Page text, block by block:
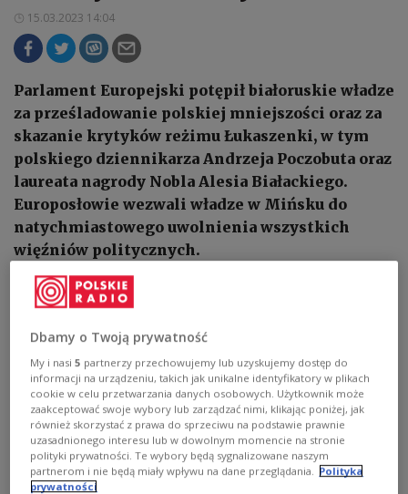
15.03.2023 14:04
Parlament Europejski potępił białoruskie władze
za prześladowanie polskiej mniejszości oraz za
skazanie krytyków reżimu Łukaszenki, w tym
polskiego dziennikarza Andrzeja Poczobuta oraz
laureata nagrody Nobla Alesia Białackiego.
Europosłowie wezwali władze w Mińsku do
natychmiastowego uwolnienia wszystkich
więźniów politycznych.
Dbamy o Twoją prywatność
My i nasi5 partnerzy przechowujemy lub uzyskujemy dostęp do
informacji na urządzeniu, takich jak unikalne identyfikatory w plikach
cookie w celu przetwarzania danych osobowych. Użytkownik może
zaakceptować swoje wybory lub zarządzać nimi, klikając poniżej, jak
również skorzystać z prawa do sprzeciwu na podstawie prawnie
uzasadnionego interesu lub w dowolnym momencie na stronie
polityki prywatności. Te wybory będą sygnalizowane naszym
partnerom i nie będą miały wpływu na dane przeglądania.
Polityka
prywatności